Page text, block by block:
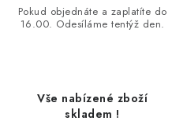
Pokud objednáte a zaplatíte do
16.00. Odesíláme tentýž den.
Vše nabízené zboží
skladem !